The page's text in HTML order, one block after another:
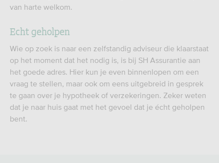
van harte welkom.
Echt geholpen
Wie op zoek is naar een zelfstandig adviseur die klaarstaat
op het moment dat het nodig is, is bij SH Assurantie aan
het goede adres. Hier kun je even binnenlopen om een
vraag te stellen, maar ook om eens uitgebreid in gesprek
te gaan over je hypotheek of verzekeringen. Zeker weten
dat je naar huis gaat met het gevoel dat je écht geholpen
bent.